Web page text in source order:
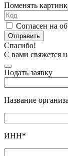
Поменять
Согласен на
Отправить
Спасибо!
С вами свяжется
Подать заявку
Название
ИНН*